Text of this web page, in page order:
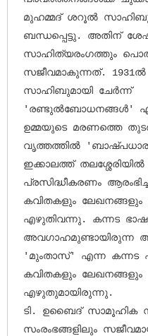
മുഹമ്മദ് ശറൂല്‍
ബന്ധപ്പെട്ടു. അതിന്
സാഹിത്യരംഗത്തും
സജീവമാകുന്നത്.
സാഹിബുമായി ചേര്‍ന്ന്
'രണ്ടുല്‍ബോധനങ്ങള്‍'
ഉമ്മയുടെ മരണത്തെ
വൃത്തത്തില്‍
ഇക്കാലത്ത് തലശ്ശേരിയില്‍
പ്രസിദ്ധീകരണം
കവിതകളും ലേഖനങ്ങളും
എഴുതിവന്നു. കന്നട
അവഗാഹമുണ്ടായിരുന്ന
'മുംതാസ്' എന്ന കന്നട
കവിതകളും ലേഖനങ്ങളും
എഴുതുമായിരുന്നു.
ടി. ഉബൈദ് സാമൂഹിക
സംരംഭങ്ങളിലും